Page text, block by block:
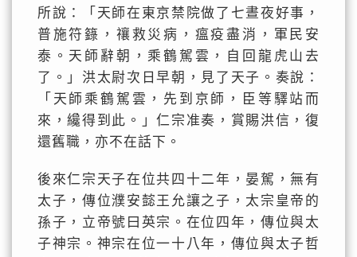
所說：「天師在東京禁院做了七晝夜好事，
普施符籙，禳救災病，瘟疫盡消，軍民安
泰。天師辭朝，乘鶴駕雲，自回龍虎山去
了。」洪太尉次日早朝，見了天子。奏說：
「天師乘鶴駕雲，先到京師，臣等驛站而
來，纔得到此。」仁宗准奏，賞賜洪信，復
還舊職，亦不在話下。
後來仁宗天子在位共四十二年，晏駕，無有
太子，傳位濮安懿王允讓之子，太宗皇帝的
孫子，立帝號曰英宗。在位四年，傳位與太
子神宗。神宗在位一十八年，傳位與太子哲